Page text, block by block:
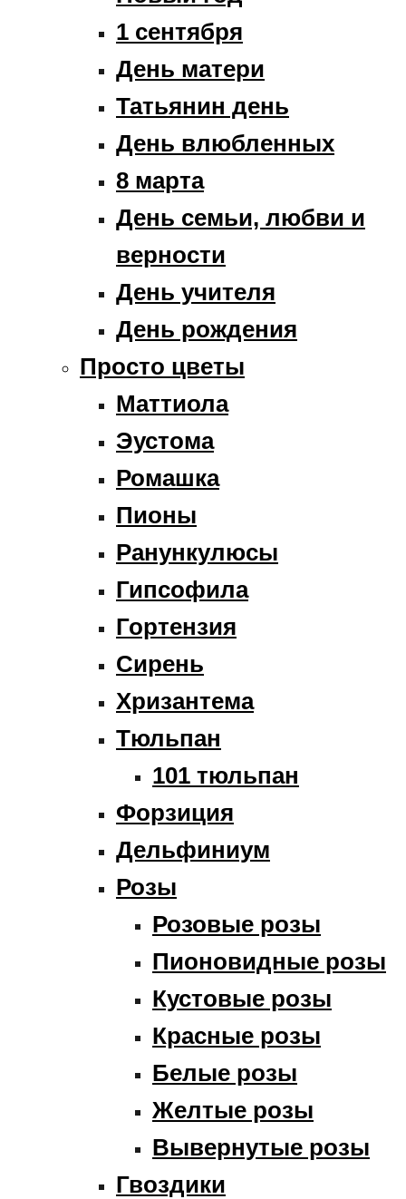
1 сентября
День матери
Татьянин день
День влюбленных
8 марта
День семьи, любви и
верности
День учителя
День рождения
Просто цветы
Маттиола
Эустома
Ромашка
Пионы
Ранункулюсы
Гипсофила
Гортензия
Сирень
Хризантема
Тюльпан
101 тюльпан
Форзиция
Дельфиниум
Розы
Розовые розы
Пионовидные розы
Кустовые розы
Красные розы
Белые розы
Желтые розы
Вывернутые розы
Гвоздики